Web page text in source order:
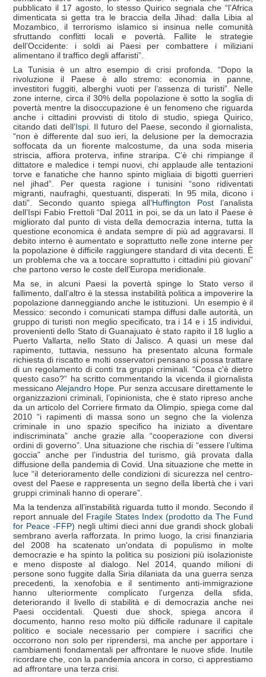
pubblicato il 17 agosto, lo stesso Quirico segnala che “l’Africa
dimenticata si getta tra le braccia della Jihad: dalla Libia al
Mozambico, il terrorismo islamico si insinua nelle comunità
sfruttando conflitti locali e povertà. Fallite le strategie
dell’Occidente: i soldi ai Paesi per combattere i miliziani
alimentano il traffico degli affaristi”.
La Tunisia è un altro esempio di crisi profonda. “Dopo la
rivoluzione il Paese è allo stremo: economia in panne,
investitori fuggiti, alberghi vuoti per l’assenza di turisti”. Nelle
zone interne, circa il 30% della popolazione è sotto la soglia di
povertà mentre la disoccupazione è un fenomeno che riguarda
anche i cittadini provvisti di titolo di studio, spiega Quirico,
citando dati dell’Ispi. Il futuro del Paese, secondo il giornalista,
“non è differente dal suo ieri, la delusione per la democrazia
soffocata da un fiorente malcostume, da una soda miseria
striscia, affiora proterva, infine straripa. C’è chi rimpiange il
dittatore e maledice i tempi nuovi, chi applaude alle tentazioni
torve e fanatiche che hanno spinto migliaia di bigotti guerrieri
nel jihad”. Per questa ragione i tunisini “sono ridiventati
migranti, naufraghi, questuanti, disperati. In 95 mila, dicono i
dati”. Secondo quanto spiega all’Huffington Post l’analista
dell’Ispi Fabio Frettoli “Dal 2011 in poi, se da un lato il Paese è
migliorato dal punto di vista della democrazia interna, tutta la
questione economica è andata sempre di più ad aggravarsi. Il
debito interno è aumentato e soprattutto nelle zone interne per
la popolazione è difficile raggiungere standard di vita decenti. È
un problema che va a toccare soprattutto i cittadini più giovani”
che partono verso le coste dell’Europa meridionale.
Ma se, in alcuni Paesi la povertà spinge lo Stato verso il
fallimento, dall’altro è la stessa instabilità politica a impoverire la
popolazione danneggiando anche le istituzioni. Un esempio è il
Messico: secondo i comunicati stampa diffusi dalle autorità, un
gruppo di turisti non meglio specificato, tra i 14 e i 15 individui,
provenienti dello Stato di Guanajuato è stato rapito il 18 luglio a
Puerto Vallarta, nello Stato di Jalisco. A quasi un mese dal
rapimento, tuttavia, nessuno ha presentato alcuna formale
richiesta di riscatto e molti osservatori pensano si possa trattare
di un regolamento di conti tra gruppi criminali. “Cosa c'è dietro
questo caso?” ha scritto commentando la vicenda il giornalista
messicanoAlejandro Hope . Pur senza accusare direttamente le
organizzazioni criminali, l’opinionista, che è stato ripreso anche
da un articolo del Corriere firmato da Olimpio, spiega come dal
2010 “i rapimenti di massa sono un segno che la violenza
criminale in uno spazio specifico ha iniziato a diventare
indiscriminata” anche grazie alla “cooperazione con diversi
ordini di governo”. Una situazione che rischia di “essere l’ultima
goccia” anche per l’industria del turismo, già provata dalla
diffusione della pandemia di Covid. Una situazione che mette in
luce “il deterioramento delle condizioni di sicurezza nel centro-
ovest del Paese e rappresenta un segno della libertà che i vari
gruppi criminali hanno di operare”.
Ma la tendenza all’instabilità riguarda tutto il mondo. Secondo il
report annuale del Fragile States Index (prodotto da The Fund
for Peace -FFP) negli ultimi dieci anni due grandi shock globali
sembrano averla rafforzata. In primo luogo, la crisi finanziaria
del 2008 ha scatenato un'ondata di populismo in molte
democrazie e ha spinto la politica su posizioni più isolazioniste
e meno disposte al dialogo. Nel 2014, quando milioni di
persone sono fuggite dalla Siria dilaniata da una guerra senza
precedenti, la xenofobia e il sentimento anti-immigrazione
hanno ulteriormente complicato l'urgenza della sfida,
deteriorando il livello di stabilità e di democrazia anche nei
Paesi occidentali. Questi due shock, spiega ancora il
documento, hanno reso molto più difficile radunare il capitale
politico e sociale necessario per compiere i sacrifici che
occorrono non solo per riprendersi, ma anche per apportare i
cambiamenti fondamentali per affrontare le nuove sfide. Inutile
ricordare che, con la pandemia ancora in corso, ci apprestiamo
ad affrontare una terza crisi.